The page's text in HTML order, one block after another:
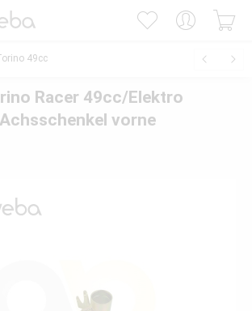
49cc
Racer 49cc/Elektro
vorne